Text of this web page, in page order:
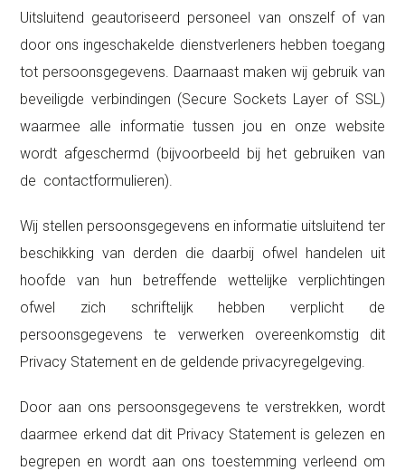
Uitsluitend geautoriseerd personeel van onszelf of van
door ons ingeschakelde dienstverleners hebben toegang
tot persoonsgegevens. Daarnaast maken wij gebruik van
beveiligde verbindingen (Secure Sockets Layer of SSL)
waarmee alle informatie tussen jou en onze website
wordt afgeschermd (bijvoorbeeld bij het gebruiken van
de contactformulieren).
Wij stellen persoonsgegevens en informatie uitsluitend ter
beschikking van derden die daarbij ofwel handelen uit
hoofde van hun betreffende wettelijke verplichtingen
ofwel zich schriftelijk hebben verplicht de
persoonsgegevens te verwerken overeenkomstig dit
Privacy Statement en de geldende privacyregelgeving.
Door aan ons persoonsgegevens te verstrekken, wordt
daarmee erkend dat dit Privacy Statement is gelezen en
begrepen en wordt aan ons toestemming verleend om